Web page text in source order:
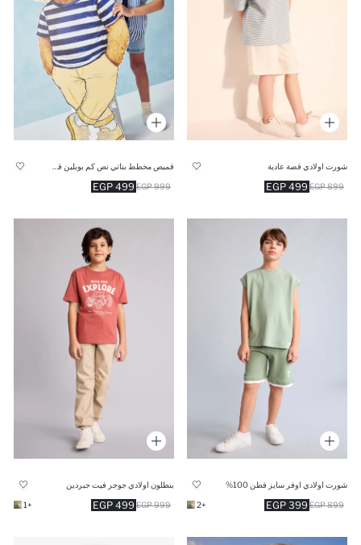
شورت اولادي قصة عادية
499 EGP 899 EGP
499 EGP 999 EGP
شورت اولادي اوفر سايز قطن 100%
399 EGP 899 EGP
+2
بنطلون اولادي جوجر فيت جبردين
499 EGP 999 EGP
+1